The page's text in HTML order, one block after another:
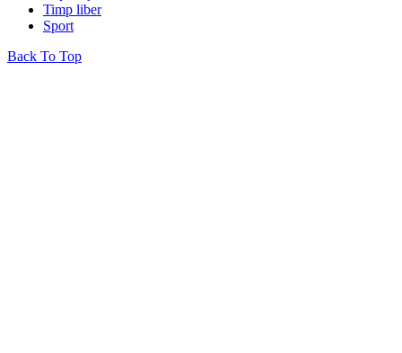
Timp liber
Sport
Back To Top